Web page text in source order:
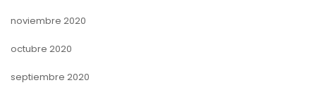
noviembre 2020
octubre 2020
septiembre 2020